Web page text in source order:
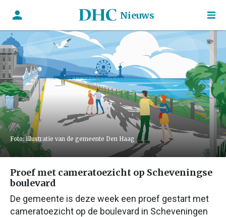
Nieuws
Foto: Illustratie van de gemeente Den Haag
Proef met cameratoezicht op Scheveningse
boulevard
De gemeente is deze week een proef gestart met
cameratoezicht op de boulevard in Scheveningen